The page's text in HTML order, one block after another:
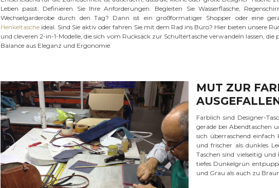
Leben passt. Definieren Sie Ihre Anforderungen: Begleiten Sie Wasserflasche,
Wechselgarderobe durch den Tag? Dann ist ein großformatiger Shopper oder eine
Henkeltasche ideal. Sind Sie aktiv oder fahren Sie mit dem Rad ins Büro? Hier bieten unsere
und cleveren 2-in-1-Modelle, die sich vom Rucksack zur Schultertasche verwandeln lassen, die
Balance aus Eleganz und Ergonomie.
MUT ZUR
Farblich sind Designer-
gerade bei Abendtaschen
sich überraschend
und frischer als dunkles
Taschen sind vielseitig
tiefes Dunkelgrün
und Grau als auch zu